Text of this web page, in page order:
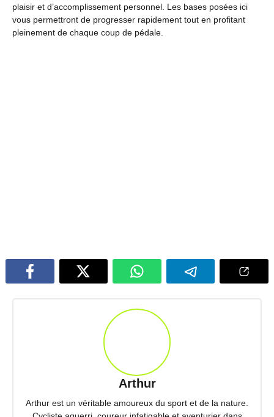
plaisir et d’accomplissement personnel. Les bases posées ici
vous permettront de progresser rapidement tout en profitant
pleinement de chaque coup de pédale.
Arthur
Arthur est un véritable amoureux du sport et de la nature.